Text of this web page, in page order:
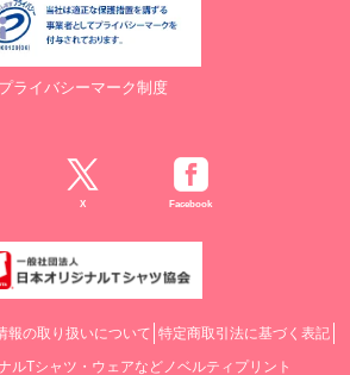
プライバシーマーク制度
X Facebook
報の取り扱いについて 特定商取引法に基づく表記
ルTシャツ・ウェアなどノベルティプリント